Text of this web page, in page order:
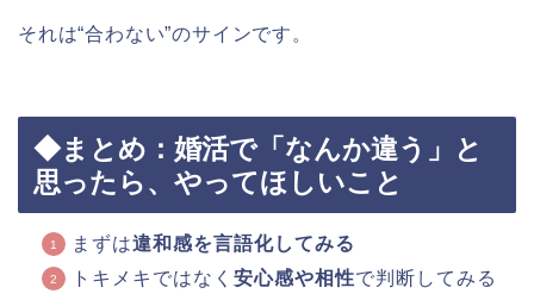
それは“合わない”のサインです。
◆まとめ：婚活で「なんか違う」と
思ったら、やってほしいこと
まずは違和感を言語化してみる
トキメキではなく 安心感や相性で判断してみる